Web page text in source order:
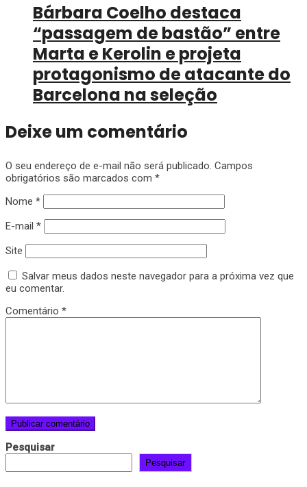
Bárbara Coelho destaca
“passagem de bastão” entre
Marta e Kerolin e projeta
protagonismo de atacante do
Barcelona na seleção
Deixe um comentário
O seu endereço de e-mail não será publicado. Campos
obrigatórios são marcados com *
Nome *
E-mail *
Site
Salvar meus dados neste navegador para a próxima vez que
eu comentar.
Comentário *
Pesquisar
Pesquisar